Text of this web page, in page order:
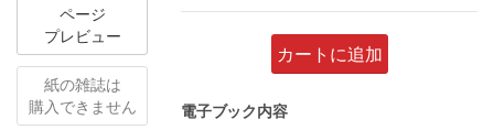
ページ
プレビュー
紙の雑誌は
購入できません
カートに追加
電子ブック内容